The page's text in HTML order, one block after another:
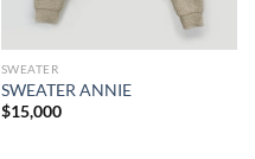
SWEATER
SWEATER ANNIE
$15,000